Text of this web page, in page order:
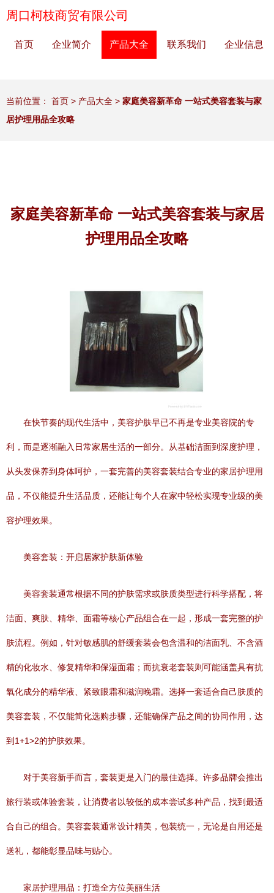
周口柯枝商贸有限公司
首页 企业简介 产品大全 联系我们 企业信息
当前位置： 首页 > 产品大全 > 家庭美容新革命 一站式美容套装与家
居护理用品全攻略
家庭美容新革命 一站式美容套装与家居
护理用品全攻略
在快节奏的现代生活中，美容护肤早已不再是专业美容院的专
利，而是逐渐融入日常家居生活的一部分。从基础洁面到深度护理，
从头发保养到身体呵护，一套完善的美容套装结合专业的家居护理用
品，不仅能提升生活品质，还能让每个人在家中轻松实现专业级的美
容护理效果。
美容套装：开启居家护肤新体验
美容套装通常根据不同的护肤需求或肤质类型进行科学搭配，将
洁面、爽肤、精华、面霜等核心产品组合在一起，形成一套完整的护
肤流程。例如，针对敏感肌的舒缓套装会包含温和的洁面乳、不含酒
精的化妆水、修复精华和保湿面霜；而抗衰老套装则可能涵盖具有抗
氧化成分的精华液、紧致眼霜和滋润晚霜。选择一套适合自己肤质的
美容套装，不仅能简化选购步骤，还能确保产品之间的协同作用，达
到1+1>2的护肤效果。
对于美容新手而言，套装更是入门的最佳选择。许多品牌会推出
旅行装或体验套装，让消费者以较低的成本尝试多种产品，找到最适
合自己的组合。美容套装通常设计精美，包装统一，无论是自用还是
送礼，都能彰显品味与贴心。
家居护理用品：打造全方位美丽生活